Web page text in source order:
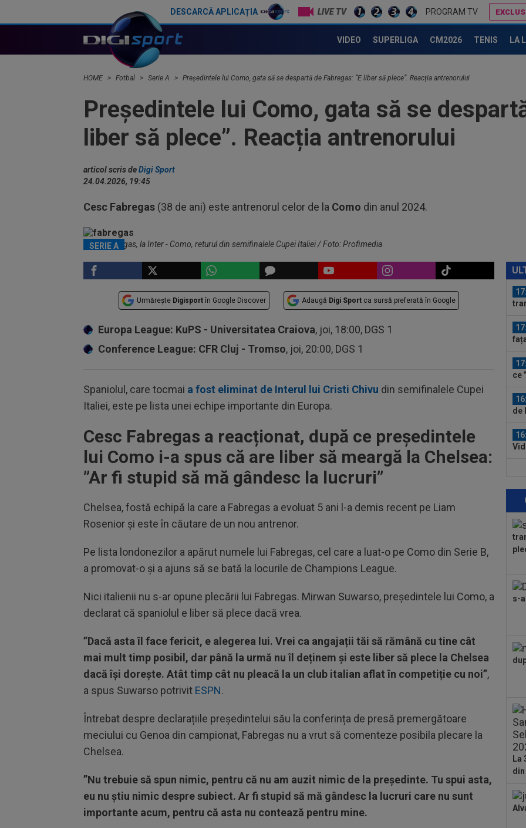
DESCARCĂ APLICAȚIA LIVE TV PROGRAM TV
VIDEO SUPERLIGA CM2026 TENIS LA
HOME Fotbal Serie A Președintele lui Como, gata să se despartă de Fabregas: ”E liber să plece”. Reacția antrenorului
Președintele lui Como, gata să se
liber să plece”. Reacția antrenorului
articol scris deDigi Sport
24.04.2026, 19:45
Cesc Fabregas (38 de ani) este antrenorul celor de la Como din anul 2024.
SERIE A
Cesc Fabregas, la Inter - Como, returul din semifinalele Cupei Italiei / Foto: Profimedia
Urmărește Digisport în Google Discover Adaugă Digi Sport ca sursă preferată în Google
Europa League: KuPS - Universitatea Craiova, joi, 18:00, DGS 1
Conference League: CFR Cluj - Tromso, joi, 20:00, DGS 1
Spaniolul, care tocmai a fost eliminat de Interul lui Cristi Chivu din semifinalele Cupei
Italiei, este pe lista unei echipe importante din Europa.
Cesc Fabregas a reacționat, după ce președintele
lui Como i-a spus că are liber să meargă la Chelsea:
”Ar fi stupid să mă gândesc la lucruri”
Chelsea, fostă echipă la care a Fabregas a evoluat 5 ani l-a demis recent pe Liam
Rosenior și este în căutare de un nou antrenor.
Pe lista londonezilor a apărut numele lui Fabregas, cel care a luat-o pe Como din Serie B,
a promovat-o și a ajuns să se bată la locurile de Champions League.
Nici italienii nu s-ar opune plecării lui Fabregas. Mirwan Suwarso, președintele lui Como, a
declarat că spaniolul e liber să plece dacă vrea.
”Dacă asta îl face fericit, e alegerea lui. Vrei ca angajații tăi să rămână cu tine cât
mai mult timp posibil, dar până la urmă nu îl deținem și este liber să plece la Chelsea
dacă își dorește. Atât timp cât nu pleacă la un club italian aflat în competiție cu noi”,
a spus Suwarso potrivit ESPN.
Întrebat despre declarațiile președintelui său la conferința de presă premergătoare
meciului cu Genoa din campionat, Fabregas nu a vrut să comenteze posibila plecare la
Chelsea.
”Nu trebuie să spun nimic, pentru că nu am auzit nimic de la președinte. Tu spui asta,
eu nu știu nimic despre subiect. Ar fi stupid să mă gândesc la lucruri care nu sunt
importante acum, pentru că asta nu contează pentru mine.
de
ce
de
din
o
ce
s-
La